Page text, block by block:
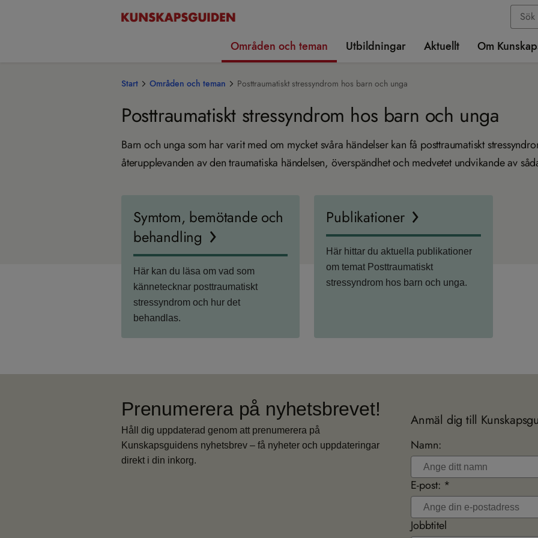
Områden och teman Utbildningar Aktuellt Om
Start Områden och teman Posttraumatiskt stressyndrom hos barn och unga
Posttraumatiskt stressyndrom hos barn och unga
Barn och unga som har varit med om mycket svåra händelser kan få posttraumatiskt
återupplevanden av den traumatiska händelsen, överspändhet och medvetet undvikande av
Symtom, bemötande och
behandling
Här kan du läsa om vad som
kännetecknar posttraumatiskt
stressyndrom och hur det
behandlas.
Publikationer
Här hittar du aktuella publikationer
om temat Posttraumatiskt
stressyndrom hos barn och unga.
Prenumerera på nyhetsbrevet!
Håll dig uppdaterad genom att prenumerera på
Kunskapsguidens nyhetsbrev – få nyheter och uppdateringar
direkt i din inkorg.
Anmäl dig till
Namn:
E-post: *
Jobbtitel